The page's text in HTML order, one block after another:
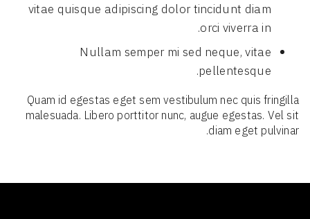
vitae quisque adipiscing dolor tincidunt diam
orci viverra in.
Nullam semper mi sed neque, vitae
pellentesque.
Quam id egestas eget sem vestibulum nec quis fringilla
malesuada. Libero porttitor nunc, augue egestas. Vel sit
diam eget pulvinar.